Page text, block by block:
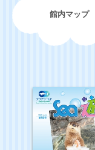
館内マップ